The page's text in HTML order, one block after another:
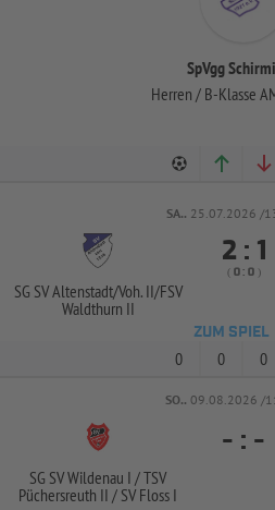
SpVgg
Herren / B-Klasse
SA.. 25.07.2026 /
SG SV Altenstadt/Voh. II/FSV
Waldthurn II
 : 
( :  )
ZUM SPIEL
0 0 0
SO.. 09.08.2026 /
SG SV Wildenau I /TSV
Püchersreuth II / SV Floss I
- : -